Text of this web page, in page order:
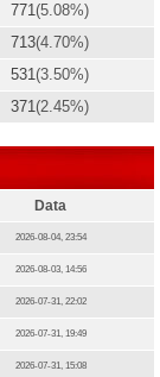
771(5.08%)
713(4.70%)
531(3.50%)
371(2.45%)
Data
2026-08-04, 23:54
2026-08-03, 14:56
2026-07-31, 22:02
2026-07-31, 19:49
2026-07-31, 15:08